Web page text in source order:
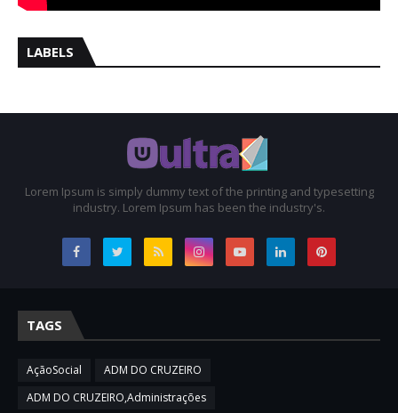
LABELS
Lorem Ipsum is simply dummy text of the printing and typesetting
industry. Lorem Ipsum has been the industry's.
TAGS
AçãoSocial
ADM DO CRUZEIRO
ADM DO CRUZEIRO,Administrações